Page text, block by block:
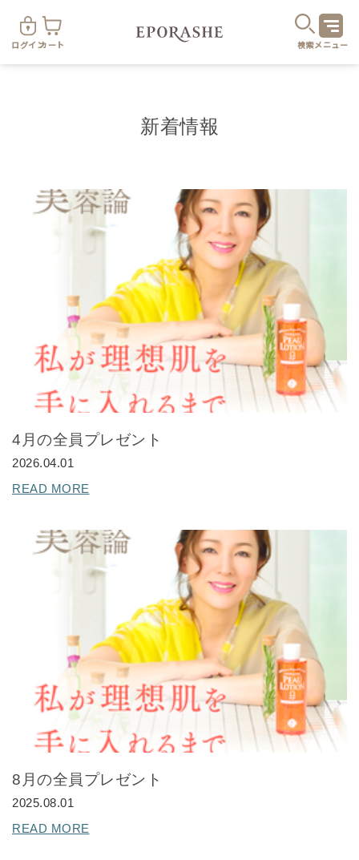
ログインカート 検索メニュー
お得なセット・キャンペーン
スキンケア
メイクアップ
サプリメント
美容アイテム・その他
乾燥
毛穴
シミ・くすみ
しわ・小じわ
肌荒れ
全商品一覧
メンバー特典
ご注文方法
お支払方法
送料・配送について
返品・交換・キャンセルについて
定期便サービスご利用ガイド
新着情報
4月の全員プレゼント
2026.04.01
READ MORE
8月の全員プレゼント
2025.08.01
READ MORE